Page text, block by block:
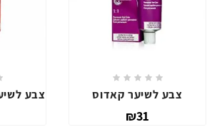
צבע לשיער קאדוס
₪31